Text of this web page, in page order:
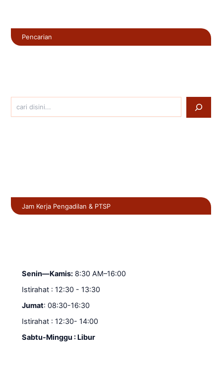
Pencarian
Jam Kerja Pengadilan & PTSP
Senin—Kamis: 8:30 AM–16:00
Istirahat : 12:30 - 13:30
Jumat: 08:30-16:30
Istirahat : 12:30- 14:00
Sabtu-Minggu : Libur